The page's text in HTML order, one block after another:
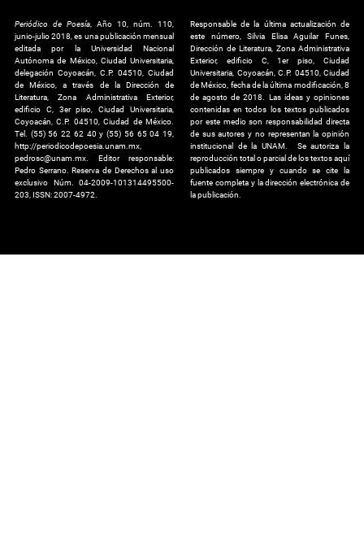
Periódico de Poesía , Año 10, núm. 110,
junio-julio 2018, es una publicación mensual
editada por la Universidad Nacional
Autónoma de México, Ciudad Universitaria,
delegación Coyoacán, C.P. 04510, Ciudad
de México, a través de la Dirección de
Literatura, Zona Administrativa Exterior,
edificio C, 3er piso, Ciudad Universitaria,
Coyoacán, C.P. 04510, Ciudad de México.
Tel. (55) 56 22 62 40 y (55) 56 65 04 19,
http://periodicodepoesia.unam.mx,
pedrosc@unam.mx. Editor responsable:
Pedro Serrano. Reserva de Derechos al uso
exclusivo Núm. 04-2009-101314495500-
203, ISSN: 2007-4972.
Responsable de la última actualización de
este número, Silvia Elisa Aguilar Funes,
Dirección de Literatura, Zona Administrativa
Exterior, edificio C, 1er piso, Ciudad
Universitaria, Coyoacán, C.P. 04510, Ciudad
de México, fecha de la última modificación, 8
de agosto de 2018. Las ideas y opiniones
contenidas en todos los textos publicados
por este medio son responsabilidad directa
de sus autores y no representan la opinión
institucional de la UNAM. Se autoriza la
reproducción total o parcial de los textos aquí
publicados siempre y cuando se cite la
fuente completa y la dirección electrónica de
la publicación.